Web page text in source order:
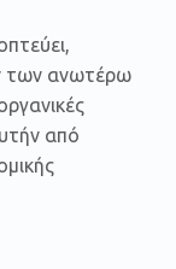
των ανωτέρω
από